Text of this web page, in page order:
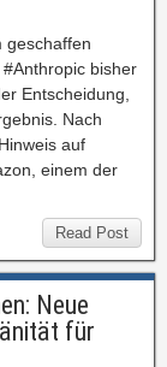
geschaffen
bisher
Entscheidung,
Nach
auf
einem der
Read Post
Neue
für